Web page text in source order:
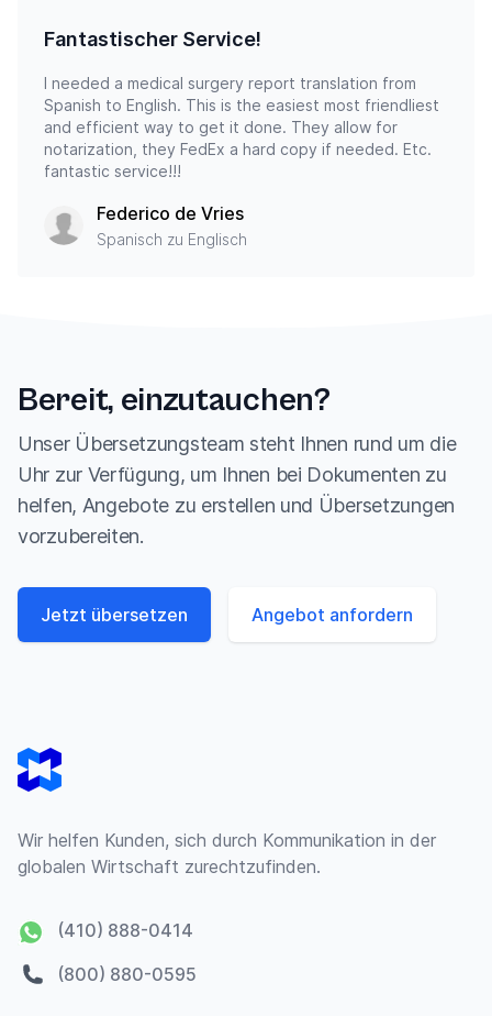
Fantastischer Service!
I needed a medical surgery report translation from
Spanish to English. This is the easiest most friendliest
and efficient way to get it done. They allow for
notarization, they FedEx a hard copy if needed. Etc.
fantastic service!!!
Federico de Vries
Spanisch zu Englisch
Bereit, einzutauchen?
Unser Übersetzungsteam steht Ihnen rund um die
Uhr zur Verfügung, um Ihnen bei Dokumenten zu
helfen, Angebote zu erstellen und Übersetzungen
vorzubereiten.
Jetzt übersetzen Angebot anfordern
Wir helfen Kunden, sich durch Kommunikation in der
globalen Wirtschaft zurechtzufinden.
(410) 888-0414
(800) 880-0595